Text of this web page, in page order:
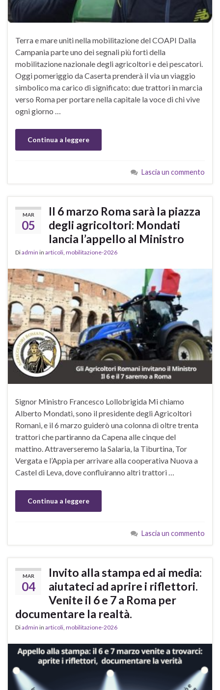
Terra e mare uniti nella mobilitazione del COAPI Dalla
Campania parte uno dei segnali più forti della
mobilitazione nazionale degli agricoltori e dei pescatori.
Oggi pomeriggio da Caserta prenderà il via un viaggio
simbolico ma carico di significato: due trattori in marcia
verso Roma per portare nella capitale la voce di chi vive
ogni giorno …
Continua a leggere
Lascia un commento
MAR
05
Il 6 marzo Roma sarà la piazza
degli agricoltori: Mondati
lancia l’appello al Ministro
Diadmin in articoli mobilitazione-2026
Signor Ministro Francesco Lollobrigida Mi chiamo
Alberto Mondati, sono il presidente degli Agricoltori
Romani, e il 6 marzo guiderò una colonna di oltre trenta
trattori che partiranno da Capena alle cinque del
mattino. Attraverseremo la Salaria, la Tiburtina, Tor
Vergata e l’Appia per arrivare alla cooperativa Nuova a
Castel di Leva, dove confluiranno altri trattori …
Continua a leggere
Lascia un commento
MAR
04
Invito alla stampa ed ai media:
aiutateci ad aprire i riflettori.
Venite il 6 e 7 a Roma per
documentare la realtà.
Diadmin in articoli, mobilitazione-2026